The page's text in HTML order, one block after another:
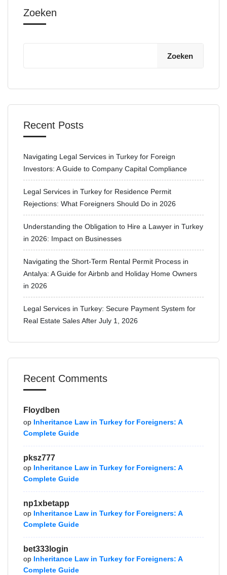
Zoeken
Zoeken
Recent Posts
Navigating Legal Services in Turkey for Foreign
Investors: A Guide to Company Capital Compliance
Legal Services in Turkey for Residence Permit
Rejections: What Foreigners Should Do in 2026
Understanding the Obligation to Hire a Lawyer in Turkey
in 2026: Impact on Businesses
Navigating the Short-Term Rental Permit Process in
Antalya: A Guide for Airbnb and Holiday Home Owners
in 2026
Legal Services in Turkey: Secure Payment System for
Real Estate Sales After July 1, 2026
Recent Comments
Floydben
op Inheritance Law in Turkey for Foreigners: A
Complete Guide
pksz777
op Inheritance Law in Turkey for Foreigners: A
Complete Guide
np1xbetapp
op Inheritance Law in Turkey for Foreigners: A
Complete Guide
bet333login
op Inheritance Law in Turkey for Foreigners: A
Complete Guide